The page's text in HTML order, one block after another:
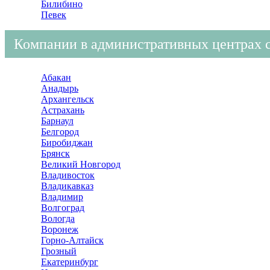
Билибино
Певек
Компании в административных центрах
Абакан
Анадырь
Архангельск
Астрахань
Барнаул
Белгород
Биробиджан
Брянск
Великий Новгород
Владивосток
Владикавказ
Владимир
Волгоград
Вологда
Воронеж
Горно-Алтайск
Грозный
Екатеринбург